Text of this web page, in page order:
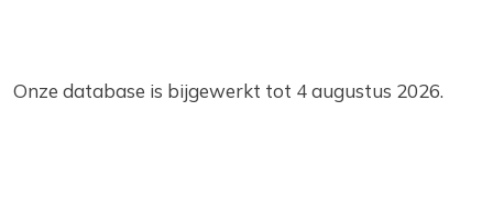
Onze database is bijgewerkt tot 4 augustus 2026.